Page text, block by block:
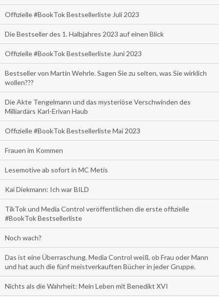
Offizielle #BookTok Bestsellerliste Juli 2023
Die Bestseller des 1. Halbjahres 2023 auf einen Blick
Offizielle #BookTok Bestsellerliste Juni 2023
Bestseller von Martin Wehrle. Sagen Sie zu selten, was Sie wirklich
wollen???
Die Akte Tengelmann und das mysteriöse Verschwinden des
Milliardärs Karl-Erivan Haub
Offizielle #BookTok Bestsellerliste Mai 2023
Frauen im Kommen
Lesemotive ab sofort in MC Metis
Kai Diekmann: Ich war BILD
TikTok und Media Control veröffentlichen die erste offizielle
#BookTok Bestsellerliste
Noch wach?
Das ist eine Überraschung. Media Control weiß, ob Frau oder Mann
und hat auch die fünf meistverkauften Bücher in jeder Gruppe.
Nichts als die Wahrheit: Mein Leben mit Benedikt XVI